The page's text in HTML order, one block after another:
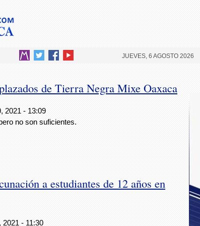
JUEVES, 6 AGOSTO 2026
de Tierra Negra Mixe Oaxaca
2021 - 13:09
no son suficientes.
a estudiantes de 12 años en
2021 - 11:30